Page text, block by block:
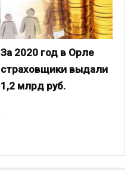
За 2020 год в Орле
страховщики выдали
1,2 млрд руб.